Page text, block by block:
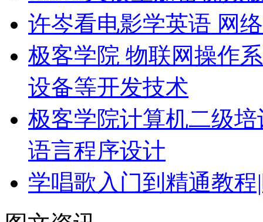
许岑看电影学英语 网
极客学院 物联网操作
设备等开发技术
极客学院计算机二级
语言程序设计
学唱歌入门到精通教